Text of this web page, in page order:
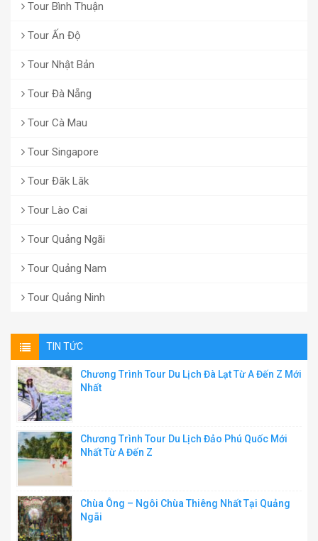
Tour Bình Thuận
Tour Ấn Độ
Tour Nhật Bản
Tour Đà Nẵng
Tour Cà Mau
Tour Singapore
Tour Đăk Lăk
Tour Lào Cai
Tour Quảng Ngãi
Tour Quảng Nam
Tour Quảng Ninh
TIN TỨC
Chương Trình Tour Du Lịch Đà Lạt Từ A Đến Z Mới
Nhất
Chương Trình Tour Du Lịch Đảo Phú Quốc Mới
Nhất Từ A Đến Z
Chùa Ông – Ngôi Chùa Thiêng Nhất Tại Quảng
Ngãi